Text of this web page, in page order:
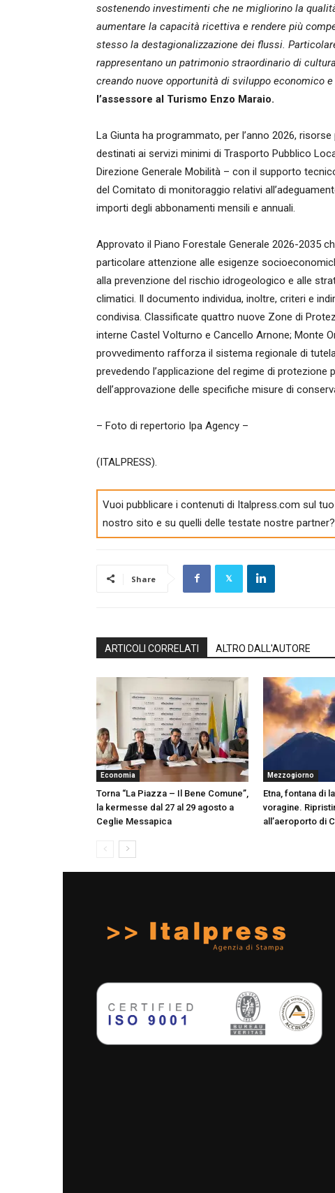
sostenendo investimenti che ne migliorino la
aumentare la capacità ricettiva e rendere più
stesso la destagionalizzazione dei flussi.
rappresentano un patrimonio straordinario di
creando nuove opportunità di sviluppo economico
l’assessore al Turismo Enzo Maraio.
La Giunta ha programmato, per l’anno 2026,
destinati ai servizi minimi di Trasporto Pubblico
Direzione Generale Mobilità – con il supporto
del Comitato di monitoraggio relativi
importi degli abbonamenti mensili e annuali.
Approvato il Piano Forestale Generale 2026-2035
particolare attenzione alle esigenze
alla prevenzione del rischio idrogeologico e alle
climatici. Il documento individua, inoltre, criteri e
condivisa. Classificate quattro nuove Zone di
interne Castel Volturno e Cancello Arnone; Monte
provvedimento rafforza il sistema regionale di
prevedendo l’applicazione del regime di
dell’approvazione delle specifiche misure di
– Foto di repertorio Ipa Agency –
(ITALPRESS).
Vuoi pubblicare i contenuti di Italpress.com sul
nostro sito e su quelli delle testate nostre
Share
ARTICOLI CORRELATI ALTRO DALL'AUTORE
Economia
Torna “La Piazza – Il Bene Comune”,
la kermesse dal 27 al 29 agosto a
Ceglie Messapica
Mezzogiorno
Etna, fontana di
voragine.
all’aeroporto di